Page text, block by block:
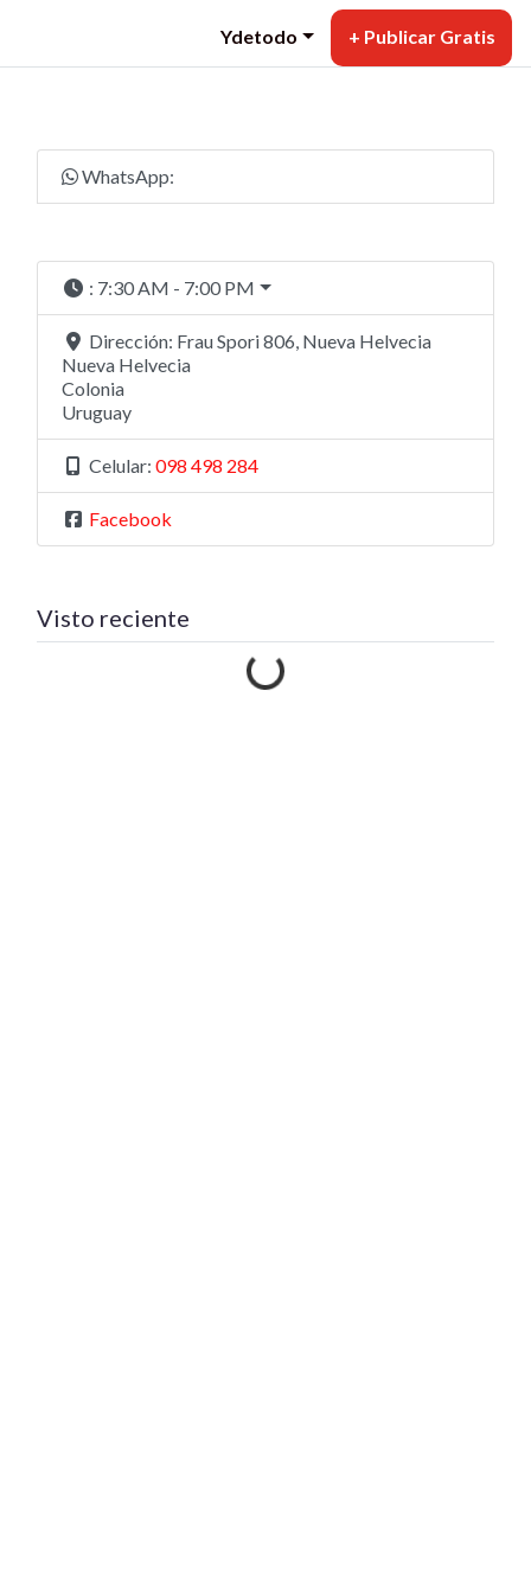
Ydetodo + Publicar Gratis
WhatsApp:
: 7:30 AM - 7:00 PM
Dirección: Frau Spori 806, Nueva Helvecia
Nueva Helvecia
Colonia
Uruguay
Celular: 098 498 284
Facebook
Visto reciente
Cargando…